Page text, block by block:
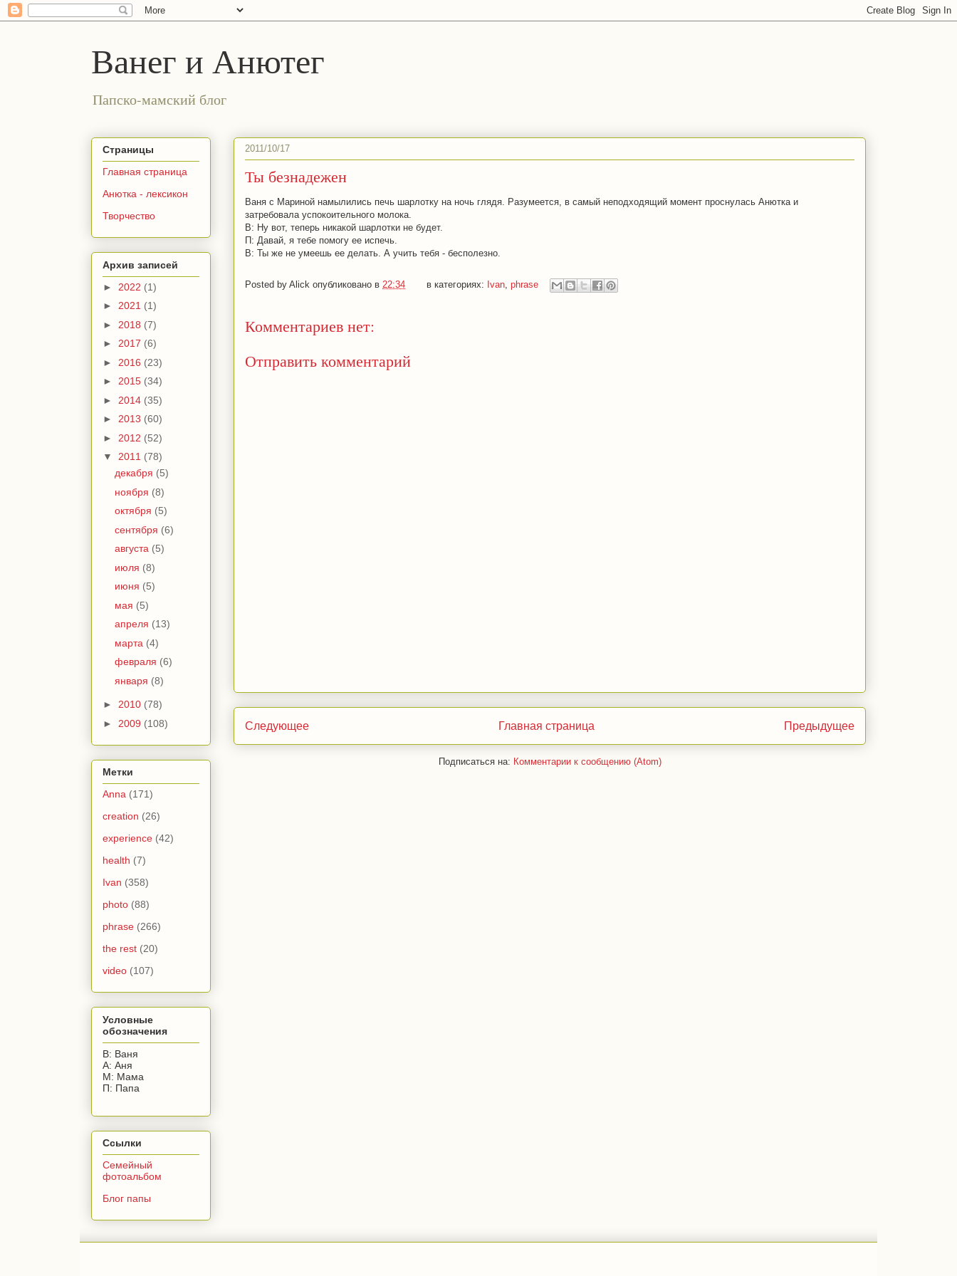
Ванег и Анютег
Папско-мамский блог
2011/10/17
Ты безнадежен
Ваня с Мариной намылились печь шарлотку на ночь глядя. Разумеется, в самый неподходящий момент проснулась Анютка и
затребовала успокоительного молока.
В: Ну вот, теперь никакой шарлотки не будет.
П: Давай, я тебе помогу ее испечь.
В: Ты же не умеешь ее делать. А учить тебя - бесполезно.
Posted by Alick опубликовано в 22:34 в категориях: Ivan, phrase
Комментариев нет:
Отправить комментарий
Следующее Предыдущее
Главная страница
Подписаться на: Комментарии к сообщению (Atom)
Страницы
Главная страница
Анютка - лексикон
Творчество
Архив записей
► 2022 (1)
► 2021 (1)
► 2018 (7)
► 2017 (6)
► 2016 (23)
► 2015 (34)
► 2014 (35)
► 2013 (60)
► 2012 (52)
▼ 2011 (78)
декабря (5)
ноября (8)
октября (5)
сентября (6)
августа (5)
июля (8)
июня (5)
мая (5)
апреля (13)
марта (4)
февраля (6)
января (8)
► 2010 (78)
► 2009 (108)
Метки
Anna (171)
creation (26)
experience (42)
health (7)
Ivan (358)
photo (88)
phrase (266)
the rest (20)
video (107)
Условные
обозначения
В: Ваня
А: Аня
М: Мама
П: Папа
Ссылки
Семейный
фотоальбом
Блог папы